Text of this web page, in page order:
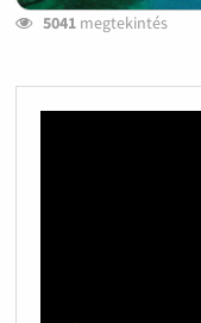
5041megtekintés